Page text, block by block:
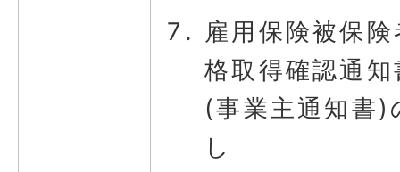
雇用保険被保
格取得確認通知
(事業主通知書)
し